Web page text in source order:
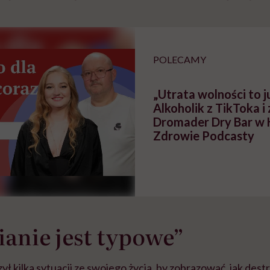
pracy
POLECAMY
„Utrata wolności to
Alkoholik z TikToka i
Dromader Dry Bar w
Zdrowie Podcasty
jest typowe”